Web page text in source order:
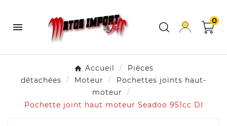

0
Accueil
Pièces
détachées
Moteur
Pochettes joints haut-
moteur
Pochette joint haut moteur Seadoo 951cc DI